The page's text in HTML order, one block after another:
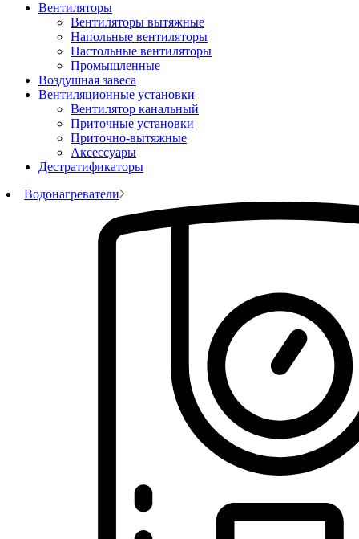
Вентиляторы
Вентиляторы вытяжные
Напольные вентиляторы
Настольные вентиляторы
Промышленные
Воздушная завеса
Вентиляционные установки
Вентилятор канальный
Приточные установки
Приточно-вытяжные
Аксессуары
Дестратификаторы
Водонагреватели